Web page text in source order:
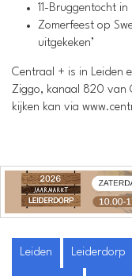
11-Bruggentocht
Zomerfeest op
uitgekeken’
Centraal + is in Leiden
Ziggo, kanaal 820 van
kijken kan via
Leiden Leiderdorp